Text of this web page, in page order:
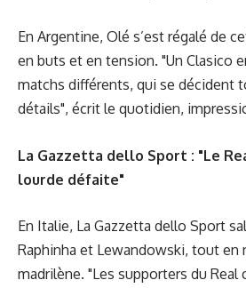
En Argentine, Olé s’est régalé de
en buts et en tension. "Un Clasico
matchs différents, qui se décident
détails", écrit le quotidien,
La Gazzetta dello Sport : "Le
lourde défaite"
En Italie, La Gazzetta dello Sport
Raphinha et Lewandowski, tout en
madrilène. "Les supporters du Real